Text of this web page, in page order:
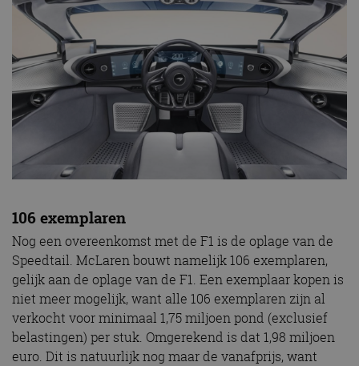
106 exemplaren
Nog een overeenkomst met de F1 is de oplage van de
Speedtail. McLaren bouwt namelijk 106 exemplaren,
gelijk aan de oplage van de F1. Een exemplaar kopen is
niet meer mogelijk, want alle 106 exemplaren zijn al
verkocht voor minimaal 1,75 miljoen pond (exclusief
belastingen) per stuk. Omgerekend is dat 1,98 miljoen
euro. Dit is natuurlijk nog maar de vanafprijs, want